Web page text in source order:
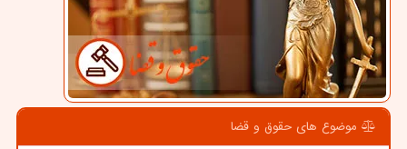
موضوع های حقوق و قضا